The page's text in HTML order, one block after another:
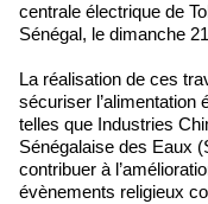
centrale électrique de
Sénégal, le dimanche
La réalisation de ces
sécuriser l’alimentation
telles que Industries
Sénégalaise des Eaux
contribuer à
évènements religieux